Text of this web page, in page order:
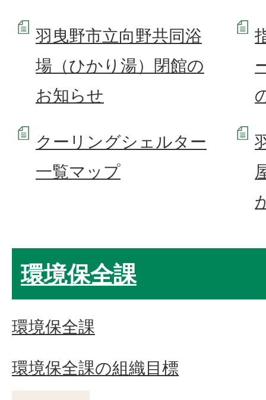
羽曳野市立向野共同浴
場（ひかり湯）閉館の
お知らせ
クーリングシェルター
一覧マップ
環境保全課
環境保全課
環境保全課の組織目標